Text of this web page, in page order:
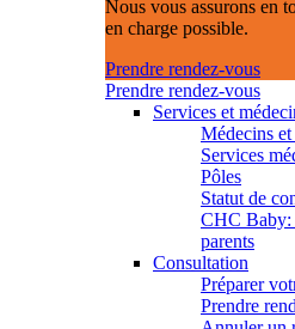
Nous vous assurons en
en charge possible.
Prendre rendez-vous
Prendre rendez-vous
Services et
Médecins et
Services
Pôles
Statut de
CHC Baby:
parents
Consultation
Préparer
Prendre